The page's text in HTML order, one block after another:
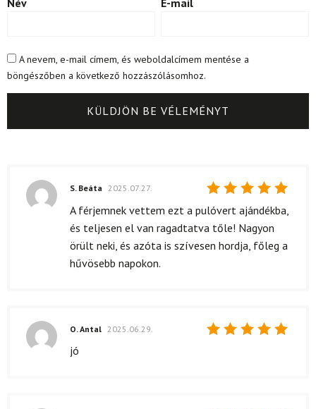
Név E-mail
A nevem, e-mail címem, és weboldalcímem mentése a
böngészőben a következő hozzászólásomhoz.
Értékelés:
/ 5
S. Beáta 2025.07.27.
A férjemnek vettem ezt a pulóvert ajándékba,
és teljesen el van ragadtatva tőle! Nagyon
örült neki, és azóta is szívesen hordja, főleg a
hűvösebb napokon.
O. Antal 2025.06.29.
jó